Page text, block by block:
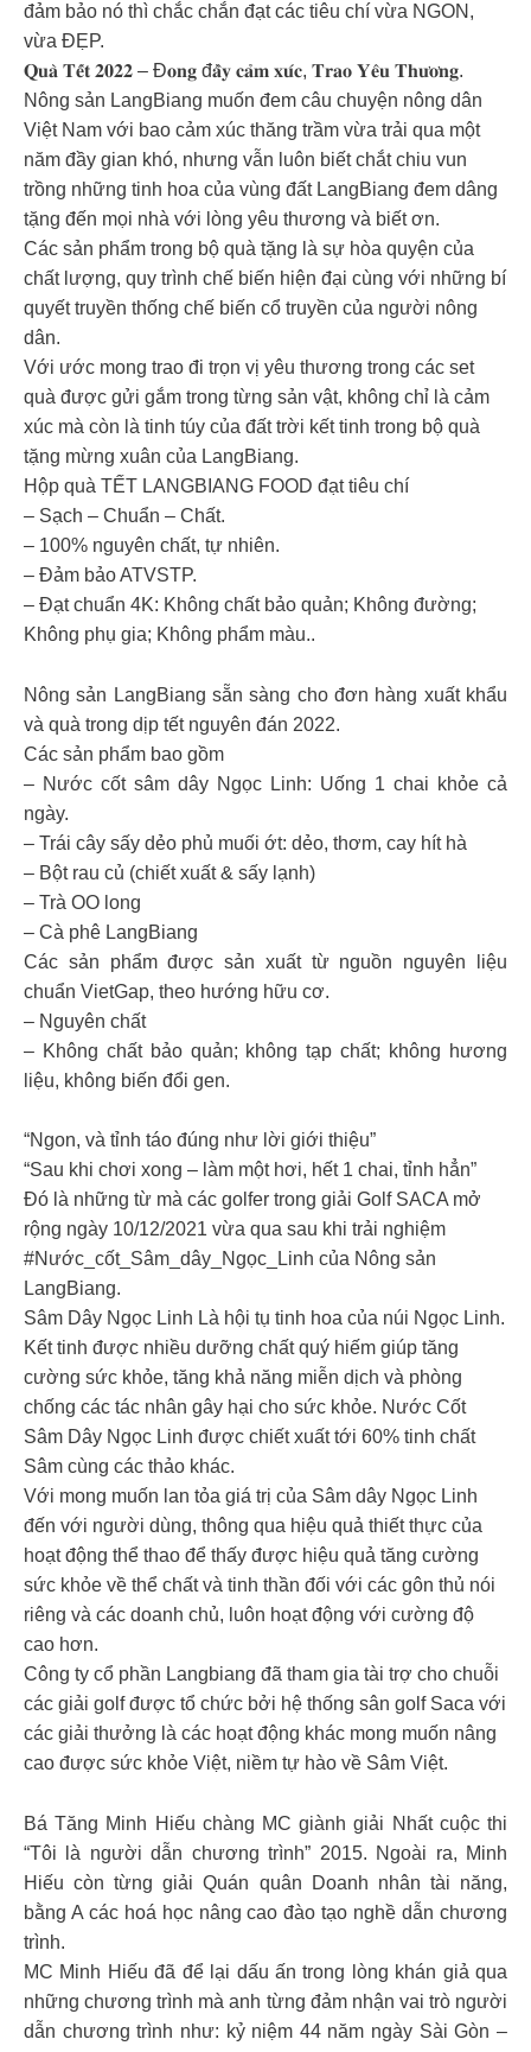
đảm bảo nó thì chắc chắn đạt các tiêu chí vừa NGON,
vừa ĐẸP.
𝐐𝐮𝐚̀ 𝐓𝐞̂́𝐭 𝟐𝟎𝟐𝟐 – Đ𝐨𝐧𝐠 đ𝐚̂̀𝐲 𝐜𝐚̉𝐦 𝐱𝐮́𝐜, 𝐓𝐫𝐚𝐨 𝐘𝐞̂𝐮 𝐓𝐡𝐮̛𝐨̛𝐧𝐠.
Nông sản LangBiang muốn đem câu chuyện nông dân
Việt Nam với bao cảm xúc thăng trầm vừa trải qua một
năm đầy gian khó, nhưng vẫn luôn biết chắt chiu vun
trồng những tinh hoa của vùng đất LangBiang đem dâng
tặng đến mọi nhà với lòng yêu thương và biết ơn.
Các sản phẩm trong bộ quà tặng là sự hòa quyện của
chất lượng, quy trình chế biến hiện đại cùng với những bí
quyết truyền thống chế biến cổ truyền của người nông
dân.
Với ước mong trao đi trọn vị yêu thương trong các set
quà được gửi gắm trong từng sản vật, không chỉ là cảm
xúc mà còn là tinh túy của đất trời kết tinh trong bộ quà
tặng mừng xuân của LangBiang.
Hộp quà TẾT LANGBIANG FOOD đạt tiêu chí
– Sạch – Chuẩn – Chất.
– 100% nguyên chất, tự nhiên.
– Đảm bảo ATVSTP.
– Đạt chuẩn 4K: Không chất bảo quản; Không đường;
Không phụ gia; Không phẩm màu..
Nông sản LangBiang sẵn sàng cho đơn hàng xuất khẩu
và quà trong dịp tết nguyên đán 2022.
Các sản phẩm bao gồm
– Nước cốt sâm dây Ngọc Linh: Uống 1 chai khỏe cả
ngày.
– Trái cây sấy dẻo phủ muối ớt: dẻo, thơm, cay hít hà
– Bột rau củ (chiết xuất & sấy lạnh)
– Trà OO long
– Cà phê LangBiang
Các sản phẩm được sản xuất từ nguồn nguyên liệu
chuẩn VietGap, theo hướng hữu cơ.
– Nguyên chất
– Không chất bảo quản; không tạp chất; không hương
liệu, không biến đổi gen.
“Ngon, và tỉnh táo đúng như lời giới thiệu”
“Sau khi chơi xong – làm một hơi, hết 1 chai, tỉnh hẳn”
Đó là những từ mà các golfer trong giải Golf SACA mở
rộng ngày 10/12/2021 vừa qua sau khi trải nghiệm
#Nước_cốt_Sâm_dây_Ngọc_Linh của Nông sản
LangBiang.
Sâm Dây Ngọc Linh Là hội tụ tinh hoa của núi Ngọc Linh.
Kết tinh được nhiều dưỡng chất quý hiếm giúp tăng
cường sức khỏe, tăng khả năng miễn dịch và phòng
chống các tác nhân gây hại cho sức khỏe. Nước Cốt
Sâm Dây Ngọc Linh được chiết xuất tới 60% tinh chất
Sâm cùng các thảo khác.
Với mong muốn lan tỏa giá trị của Sâm dây Ngọc Linh
đến với người dùng, thông qua hiệu quả thiết thực của
hoạt động thể thao để thấy được hiệu quả tăng cường
sức khỏe về thể chất và tinh thần đối với các gôn thủ nói
riêng và các doanh chủ, luôn hoạt động với cường độ
cao hơn.
Công ty cổ phần Langbiang đã tham gia tài trợ cho chuỗi
các giải golf được tổ chức bởi hệ thống sân golf Saca với
các giải thưởng là các hoạt động khác mong muốn nâng
cao được sức khỏe Việt, niềm tự hào về Sâm Việt.
Bá Tăng Minh Hiếu chàng MC giành giải Nhất cuộc thi
“Tôi là người dẫn chương trình” 2015. Ngoài ra, Minh
Hiếu còn từng giải Quán quân Doanh nhân tài năng,
bằng A các hoá học nâng cao đào tạo nghề dẫn chương
trình.
MC Minh Hiếu đã để lại dấu ấn trong lòng khán giả qua
những chương trình mà anh từng đảm nhận vai trò người
dẫn chương trình như: kỷ niệm 44 năm ngày Sài Gòn –